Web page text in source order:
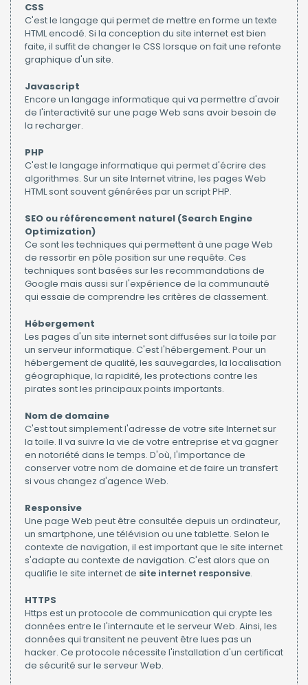
CSS
C'est le langage qui permet de mettre en forme un texte
HTML encodé. Si la conception du site internet est bien
faite, il suffit de changer le CSS lorsque on fait une refonte
graphique d'un site.
Javascript
Encore un langage informatique qui va permettre d'avoir
de l'interactivité sur une page Web sans avoir besoin de
la recharger.
PHP
C'est le langage informatique qui permet d'écrire des
algorithmes. Sur un site Internet vitrine, les pages Web
HTML sont souvent générées par un script PHP.
SEO ou référencement naturel (Search Engine
Optimization)
Ce sont les techniques qui permettent à une page Web
de ressortir en pôle position sur une requête. Ces
techniques sont basées sur les recommandations de
Google mais aussi sur l'expérience de la communauté
qui essaie de comprendre les critères de classement.
Hébergement
Les pages d'un site internet sont diffusées sur la toile par
un serveur informatique. C'est l'hébergement. Pour un
hébergement de qualité, les sauvegardes, la localisation
géographique, la rapidité, les protections contre les
pirates sont les principaux points importants.
Nom de domaine
C'est tout simplement l'adresse de votre site Internet sur
la toile. Il va suivre la vie de votre entreprise et va gagner
en notoriété dans le temps. D'où, l'importance de
conserver votre nom de domaine et de faire un transfert
si vous changez d'agence Web.
Responsive
Une page Web peut être consultée depuis un ordinateur,
un smartphone, une télévision ou une tablette. Selon le
contexte de navigation, il est important que le site internet
s'adapte au contexte de navigation. C'est alors que on
qualifie le site internet de site internet responsive.
HTTPS
Https est un protocole de communication qui crypte les
données entre le l'internaute et le serveur Web. Ainsi, les
données qui transitent ne peuvent être lues pas un
hacker. Ce protocole nécessite l'installation d'un certificat
de sécurité sur le serveur Web.